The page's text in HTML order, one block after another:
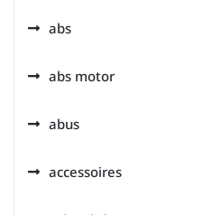
abs
abs motor
abus
accessoires